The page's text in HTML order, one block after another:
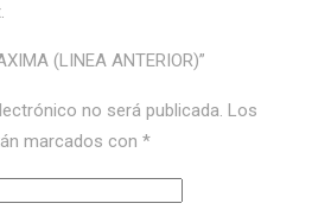
(LINEA ANTERIOR)”
no será publicada. Los
marcados con *